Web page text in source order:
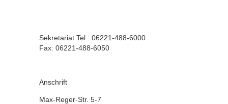
Sekretariat Tel.: 06221-488-6000
Fax: 06221-488-6050
Anschrift
Max-Reger-Str. 5-7